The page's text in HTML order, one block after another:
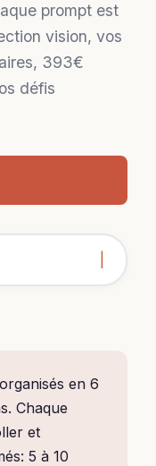
prompt est
vision, vos
393€
défis
en 6
Chaque
et
5 à 10